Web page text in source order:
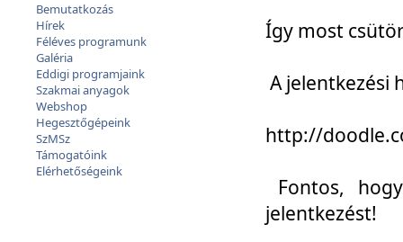
Bemutatkozás
Hírek
Féléves programunk
Galéria
Eddigi programjaink
Szakmai anyagok
Webshop
Hegesztőgépeink
SzMSz
Támogatóink
Elérhetőségeink
Így most
A jelentkezési
http://
Fontos,
jelentkezést!